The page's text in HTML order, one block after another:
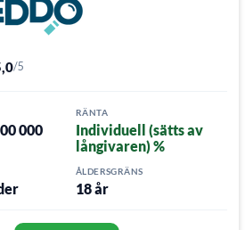
/5
000
RÄNTA
Individuell (sätts av
långivaren) %
ÅLDERSGRÄNS
18 år